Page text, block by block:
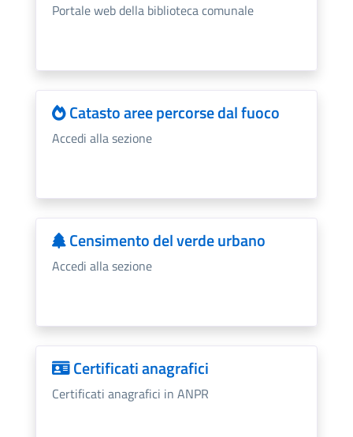
Portale web della biblioteca comunale
Catasto aree percorse dal fuoco
Accedi alla sezione
Censimento del verde urbano
Accedi alla sezione
Certificati anagrafici
Certificati anagrafici in ANPR